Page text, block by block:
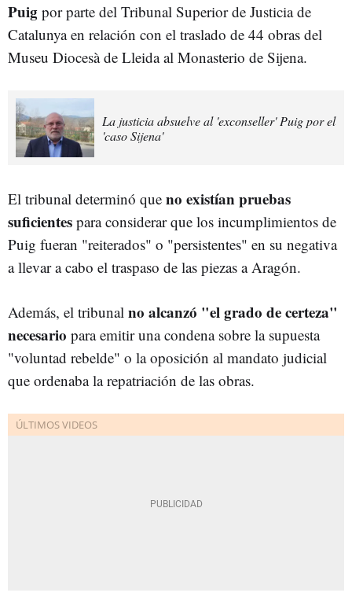
Puig por parte del Tribunal Superior de Justicia de
Catalunya en relación con el traslado de 44 obras del
Museu Diocesà de Lleida al Monasterio de Sijena.
La justicia absuelve al 'exconseller' Puig por el
'caso Sijena'
El tribunal determinó que no existían pruebas
suficientes para considerar que los incumplimientos de
Puig fueran "reiterados" o "persistentes" en su negativa
a llevar a cabo el traspaso de las piezas a Aragón.
Además, el tribunal no alcanzó "el grado de certeza"
necesario para emitir una condena sobre la supuesta
"voluntad rebelde" o la oposición al mandato judicial
que ordenaba la repatriación de las obras.